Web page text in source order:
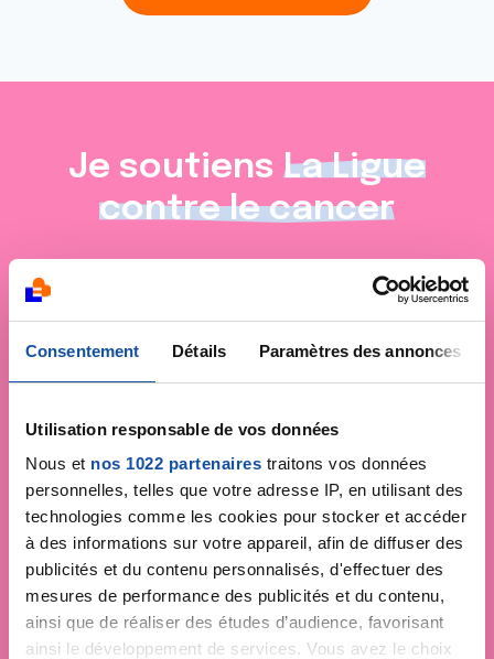
Consentement Détails Paramètres des annonces
Utilisation responsable de vos données
Nous et nos 1022 partenaires traitons vos données
personnelles, telles que votre adresse IP, en utilisant des
technologies comme les cookies pour stocker et accéder
à des informations sur votre appareil, afin de diffuser des
publicités et du contenu personnalisés, d'effectuer des
mesures de performance des publicités et du contenu,
ainsi que de réaliser des études d’audience, favorisant
ainsi le développement de services. Vous avez le choix
Je soutiens La Ligue
contre le cancer